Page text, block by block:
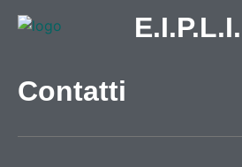
Utilità
E.I.P.L.I.
Contatti